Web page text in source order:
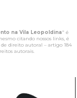
na Vila Leopoldina" é
citando nossos links, é
direito autoral – artigo 184
autorais.